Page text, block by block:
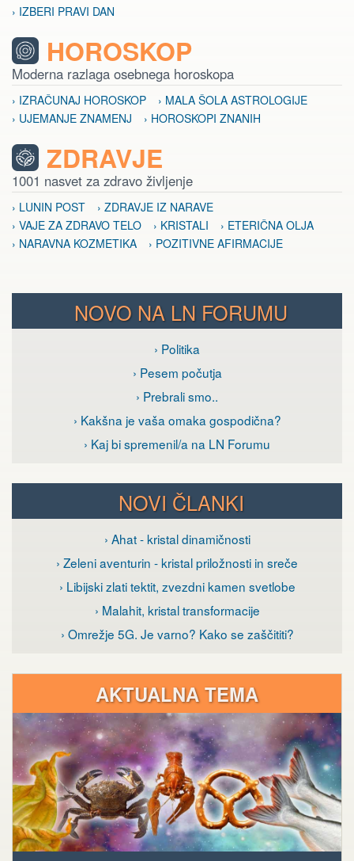
› IZBERI PRAVI DAN
HOROSKOP
Moderna razlaga osebnega horoskopa
› IZRAČUNAJ HOROSKOP
› MALA ŠOLA ASTROLOGIJE
› UJEMANJE ZNAMENJ
› HOROSKOPI ZNANIH
ZDRAVJE
1001 nasvet za zdravo življenje
› LUNIN POST
› ZDRAVJE IZ NARAVE
› VAJE ZA ZDRAVO TELO
› KRISTALI
› ETERIČNA OLJA
› NARAVNA KOZMETIKA
› POZITIVNE AFIRMACIJE
NOVO NA LN FORUMU
› Politika
› Pesem počutja
› Prebrali smo..
› Kakšna je vaša omaka gospodična?
› Kaj bi spremenil/a na LN Forumu
NOVI ČLANKI
› Ahat - kristal dinamičnosti
› Zeleni aventurin - kristal priložnosti in sreče
› Libijski zlati tektit, zvezdni kamen svetlobe
› Malahit, kristal transformacije
› Omrežje 5G. Je varno? Kako se zaščititi?
AKTUALNA TEMA